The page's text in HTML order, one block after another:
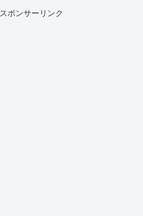
スポンサーリンク